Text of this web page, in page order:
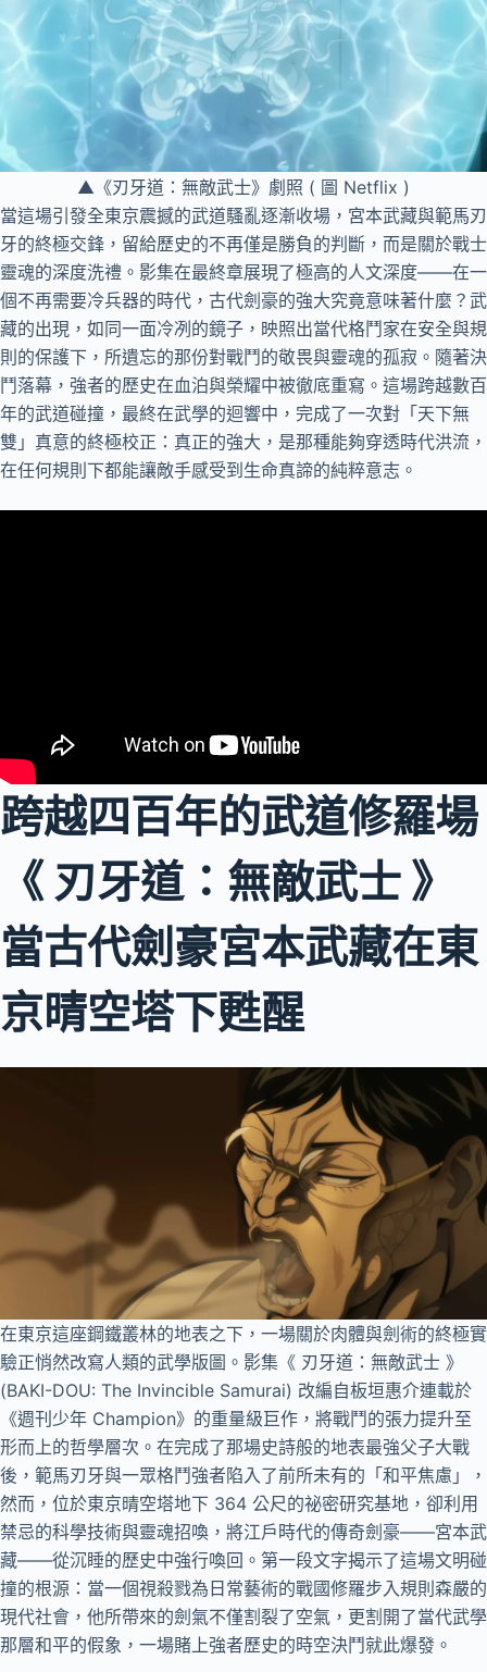
▲《刃牙道：無敵武士》劇照 ( 圖 Netflix )
當這場引發全東京震撼的武道騷亂逐漸收場，宮本武藏與範馬刃
牙的終極交鋒，留給歷史的不再僅是勝負的判斷，而是關於戰士
靈魂的深度洗禮。影集在最終章展現了極高的人文深度——在一
個不再需要冷兵器的時代，古代劍豪的強大究竟意味著什麼？武
藏的出現，如同一面冷冽的鏡子，映照出當代格鬥家在安全與規
則的保護下，所遺忘的那份對戰鬥的敬畏與靈魂的孤寂。隨著決
鬥落幕，強者的歷史在血泊與榮耀中被徹底重寫。這場跨越數百
年的武道碰撞，最終在武學的迴響中，完成了一次對「天下無
雙」真意的終極校正：真正的強大，是那種能夠穿透時代洪流，
在任何規則下都能讓敵手感受到生命真諦的純粹意志。
跨越四百年的武道修羅場
《 刃牙道：無敵武士 》
當古代劍豪宮本武藏在東
京晴空塔下甦醒
在東京這座鋼鐵叢林的地表之下，一場關於肉體與劍術的終極實
驗正悄然改寫人類的武學版圖。影集《 刃牙道：無敵武士 》
(BAKI-DOU: The Invincible Samurai) 改編自板垣惠介連載於
《週刊少年 Champion》的重量級巨作，將戰鬥的張力提升至
形而上的哲學層次。在完成了那場史詩般的地表最強父子大戰
後，範馬刃牙與一眾格鬥強者陷入了前所未有的「和平焦慮」，
然而，位於東京晴空塔地下 364 公尺的祕密研究基地，卻利用
禁忌的科學技術與靈魂招喚，將江戶時代的傳奇劍豪——宮本武
藏——從沉睡的歷史中強行喚回。第一段文字揭示了這場文明碰
撞的根源：當一個視殺戮為日常藝術的戰國修羅步入規則森嚴的
現代社會，他所帶來的劍氣不僅割裂了空氣，更割開了當代武學
那層和平的假象，一場賭上強者歷史的時空決鬥就此爆發。